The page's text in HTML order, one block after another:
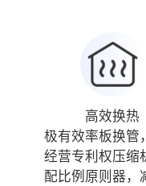
高效换热
极有效率板换管
经营专利权压缩
配比例原则器，